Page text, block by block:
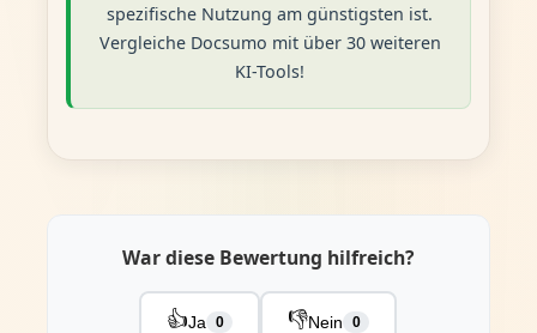
spezifische Nutzung am günstigsten ist.
Vergleiche Docsumo mit über 30 weiteren
KI-Tools!
War diese Bewertung hilfreich?
👍Ja 0 👎Nein 0